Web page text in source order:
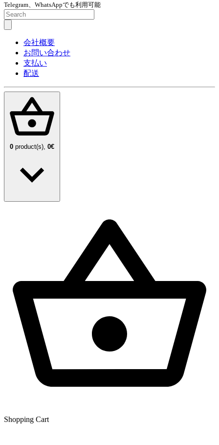
Telegram、WhatsAppでも利用可能
会社概要
お問い合わせ
支払い
配送
0 product(s), 0€
Shopping Сart